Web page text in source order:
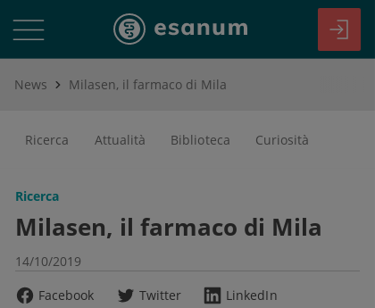
News Milasen, il farmaco di Mila
Ricerca Attualità Biblioteca Curiosità
Ricerca
Milasen, il farmaco di Mila
14/10/2019
Facebook
Twitter LinkedIn